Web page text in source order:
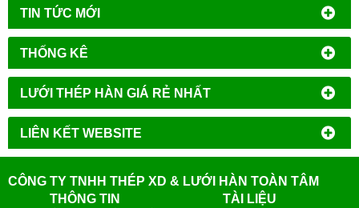
TIN TỨC MỚI
THỐNG KÊ
LƯỚI THÉP HÀN GIÁ RẺ NHẤT
LIÊN KẾT WEBSITE
CÔNG TY TNHH THÉP XD & LƯỚI HÀN TOÀN TÂM
THÔNG TIN
TÀI LIỆU